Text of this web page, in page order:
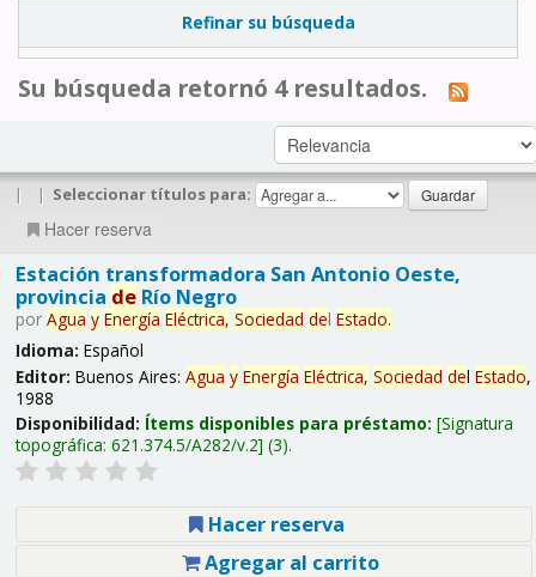
Refinar su búsqueda
Su búsqueda retornó 4 resultados.
| | Seleccionar títulos para:
Hacer reserva
Estación transformadora San Antonio Oeste,
provincia deRío Negro
por Agua y Energía Eléctrica, Sociedad del Estado.
Idioma: Español
Editor: Buenos Aires: Agua y Energía Eléctrica, Sociedad del Estado,
1988
Disponibilidad: Ítems disponibles para préstamo: Signatura
topográfica: 621.374.5/A282/v.2 (3).
Hacer reserva
Agregar al carrito